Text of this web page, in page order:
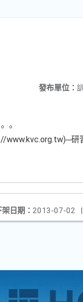
發布單位：
。
www.kvc.org.tw)─研
架日期： 2013-07-02 |